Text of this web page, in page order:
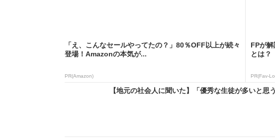
「え、こんなセールやってたの？」80％OFF以上が続々
登場！Amazonの本気が...
PR(Amazon)
FPが
とは？
PR(Fav-
【地元の社会人に聞いた】「優秀な生徒が多いと